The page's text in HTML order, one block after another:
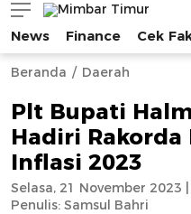
Mimbar Timur
Media Berjaringan
News Finance Cek
Beranda Daerah
Plt Bupati
Hadiri
Inflasi 2023
Penulis: Samsul Bahri
Selasa, 21 November 2023
--